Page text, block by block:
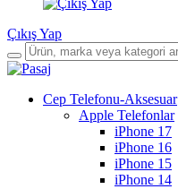
Çıkış Yap
Cep Telefonu-Aksesuar
Apple Telefonlar
iPhone 17
iPhone 16
iPhone 15
iPhone 14